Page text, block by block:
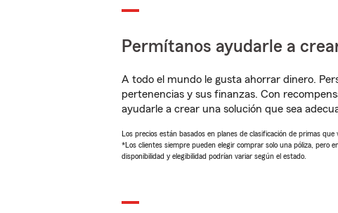
Permítanos ayudarle a
A todo el mundo le gusta ahorrar dinero.
pertenencias y sus finanzas. Con
ayudarle a crear una solución que sea
Los precios están basados en planes de clasificación de primas
*Los clientes siempre pueden elegir comprar solo una póliza, pero
disponibilidad y elegibilidad podrían variar según el estado.